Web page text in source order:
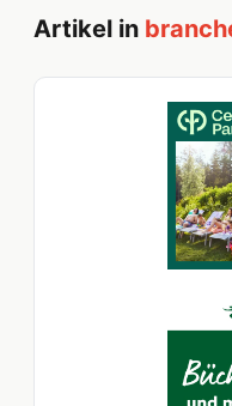
Artikel in